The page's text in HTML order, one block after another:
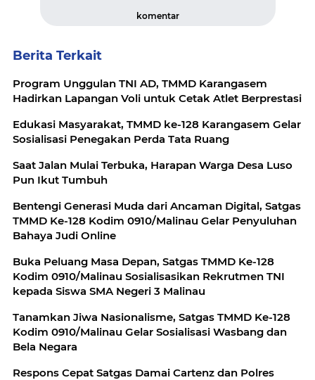
komentar
Berita Terkait
Program Unggulan TNI AD, TMMD Karangasem
Hadirkan Lapangan Voli untuk Cetak Atlet Berprestasi
Edukasi Masyarakat, TMMD ke-128 Karangasem Gelar
Sosialisasi Penegakan Perda Tata Ruang
Saat Jalan Mulai Terbuka, Harapan Warga Desa Luso
Pun Ikut Tumbuh
Bentengi Generasi Muda dari Ancaman Digital, Satgas
TMMD Ke-128 Kodim 0910/Malinau Gelar Penyuluhan
Bahaya Judi Online
Buka Peluang Masa Depan, Satgas TMMD Ke-128
Kodim 0910/Malinau Sosialisasikan Rekrutmen TNI
kepada Siswa SMA Negeri 3 Malinau
Tanamkan Jiwa Nasionalisme, Satgas TMMD Ke-128
Kodim 0910/Malinau Gelar Sosialisasi Wasbang dan
Bela Negara
Respons Cepat Satgas Damai Cartenz dan Polres